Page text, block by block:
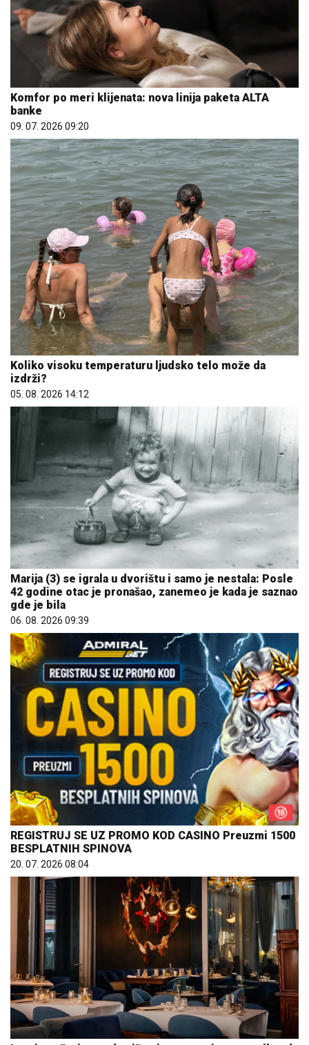
Komfor po meri klijenata: nova linija paketa ALTA
banke
09. 07. 2026 09:20
Koliko visoku temperaturu ljudsko telo može da
izdrži?
05. 08. 2026 14:12
Marija (3) se igrala u dvorištu i samo je nestala: Posle
42 godine otac je pronašao, zanemeo je kada je saznao
gde je bila
06. 08. 2026 09:39
REGISTRUJ SE UZ PROMO KOD CASINO Preuzmi 1500
BESPLATNIH SPINOVA
20. 07. 2026 08:04